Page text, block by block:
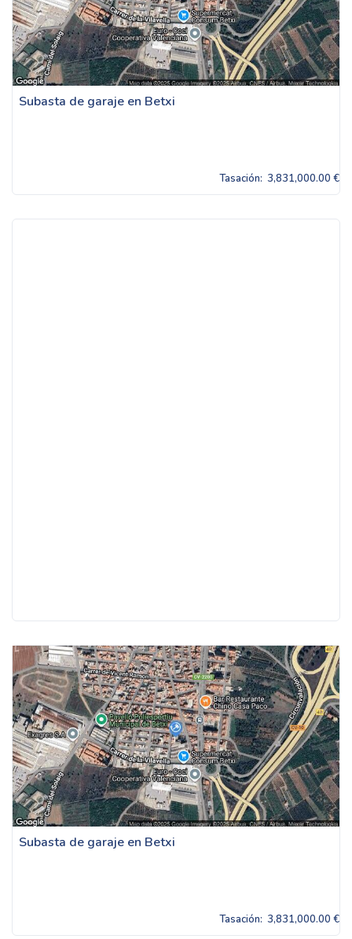
Subasta de garaje en Betxi
Tasación: 3,831,000.00 €
Subasta de garaje en Betxi
Tasación: 3,831,000.00 €